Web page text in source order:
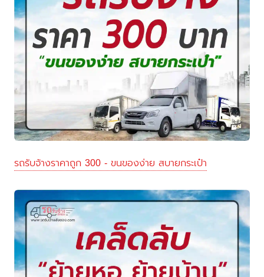
รถรับจ้างราคาถูก 300 - ขนของง่าย สบายกระเป๋า